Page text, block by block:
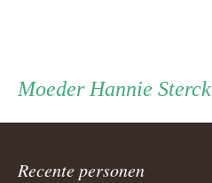
Persoon
ouder
MoederMoeder
Hannie Sterck
Recente personen